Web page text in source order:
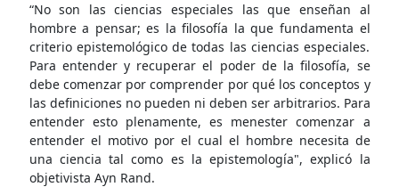
“No son las ciencias especiales las que enseñan al
hombre a pensar; es la filosofía la que fundamenta el
criterio epistemológico de todas las ciencias especiales.
Para entender y recuperar el poder de la filosofía, se
debe comenzar por comprender por qué los conceptos y
las definiciones no pueden ni deben ser arbitrarios. Para
entender esto plenamente, es menester comenzar a
entender el motivo por el cual el hombre necesita de
una ciencia tal como es la epistemología", explicó la
objetivista Ayn Rand.